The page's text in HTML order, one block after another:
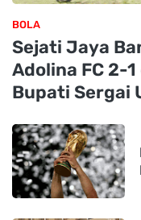
BOLA
Sejati Jaya
Adolina FC 2-
Bupati Sergai